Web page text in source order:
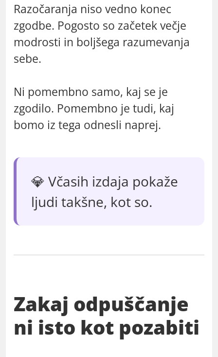
Razočaranja niso vedno konec
zgodbe. Pogosto so začetek večje
modrosti in boljšega razumevanja
sebe.
Ni pomembno samo, kaj se je
zgodilo. Pomembno je tudi, kaj
bomo iz tega odnesli naprej.
💎 Včasih izdaja pokaže
ljudi takšne, kot so.
Zakaj odpuščanje
ni isto kot pozabiti